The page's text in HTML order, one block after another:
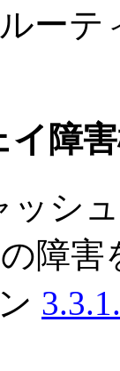
ー
イ障
ッシ
障